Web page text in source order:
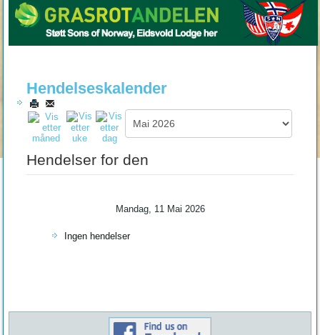
Hendelseskalender
Hendelser for den
Mandag, 11 Mai 2026
Ingen hendelser